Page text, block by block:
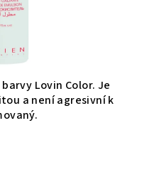
Lovin Color. Je
a není agresivní k